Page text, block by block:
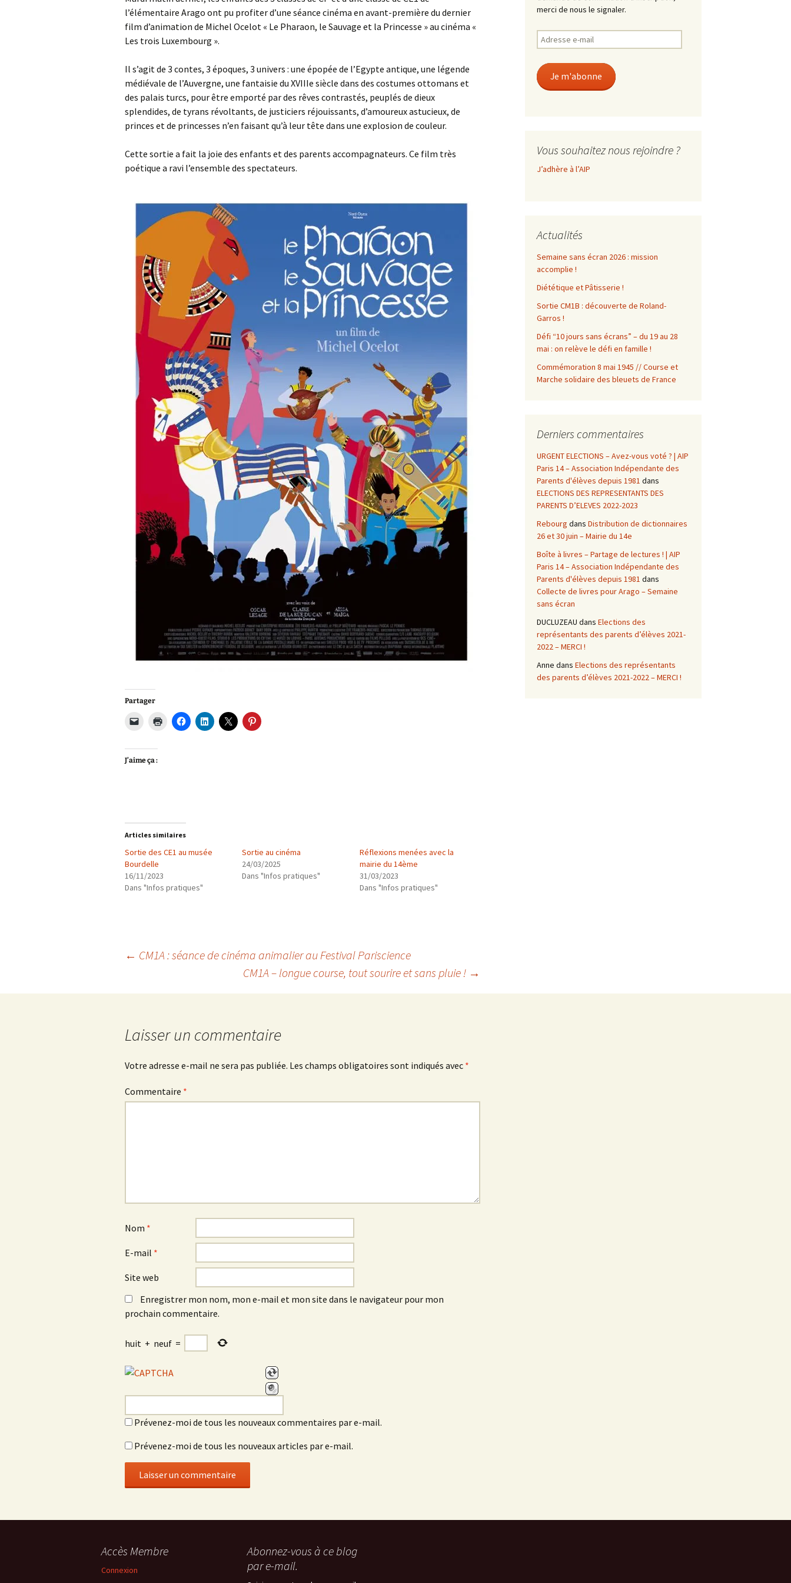
L’équipe AIP Maternelle
Jean Dolent
L’équipe AIP Collège
Saint Exupéry
Les projets La philo à l’école, un
projet culturel et citoyen
Classe bi-langues au
Collège
Ouverture du Jardin de
l’Observatoire
Compost de quartier de
Débats et réflexions
Nous rejoindre
Contact
Ligne éditoriale
Mentions légales
l’élémentaire Arago ont pu profiter d’une séance cinéma en avant-première du dernier
film d’animation de Michel Ocelot « Le Pharaon, le Sauvage et la Princesse » au cinéma «
Les trois Luxembourg ».
Il s’agit de 3 contes, 3 époques, 3 univers : une épopée de l’Egypte antique, une légende
médiévale de l’Auvergne, une fantaisie du XVIIIe siècle dans des costumes ottomans et
des palais turcs, pour être emporté par des rêves contrastés, peuplés de dieux
splendides, de tyrans révoltants, de justiciers réjouissants, d’amoureux astucieux, de
princes et de princesses n’en faisant qu’à leur tête dans une explosion de couleur.
Cette sortie a fait la joie des enfants et des parents accompagnateurs. Ce film très
poétique a ravi l’ensemble des spectateurs.
Partager
J’aime ça :
Articles similaires
Sortie des CE1 au musée
Bourdelle
16/11/2023
Dans "Infos pratiques"
Sortie au cinéma
24/03/2025
Dans "Infos pratiques"
Réflexions menées avec la
mairie du 14ème
31/03/2023
Dans "Infos pratiques"
Navigation
des
← CM1A : séance de cinéma animalier au Festival Pariscience
CM1A – longue course, tout sourire et sans pluie ! →
Laisser un commentaire
Votre adresse e-mail ne sera pas publiée. Les champs obligatoires sont indiqués avec *
Commentaire *
Nom *
E-mail *
Site web
Enregistrer mon nom, mon e-mail et mon site dans le navigateur pour mon
prochain commentaire.
huit + neuf =
Prévenez-moi de tous les nouveaux commentaires par e-mail.
Prévenez-moi de tous les nouveaux articles par e-mail.
merci de nous le signaler.
Adresse
e-
Je m'abonne
Vous souhaitez nous rejoindre ?
J’adhère à l’AIP
Actualités
Semaine sans écran 2026 : mission
accomplie !
Diététique et Pâtisserie !
Sortie CM1B : découverte de Roland-
Garros !
Défi “10 jours sans écrans” – du 19 au 28
mai : on relève le défi en famille !
Commémoration 8 mai 1945 // Course et
Marche solidaire des bleuets de France
Derniers commentaires
URGENT ELECTIONS – Avez-vous voté ? | AIP
Paris 14 – Association Indépendante des
Parents d'élèves depuis 1981 dans
ELECTIONS DES REPRESENTANTS DES
PARENTS D’ELEVES 2022-2023
Rebourg dans Distribution de dictionnaires
26 et 30 juin – Mairie du 14e
Boîte à livres – Partage de lectures ! | AIP
Paris 14 – Association Indépendante des
Parents d'élèves depuis 1981 dans
Collecte de livres pour Arago – Semaine
sans écran
DUCLUZEAU dans Elections des
représentants des parents d’élèves 2021-
2022 – MERCI !
Anne dans Elections des représentants
des parents d’élèves 2021-2022 – MERCI !
Accès Membre
Connexion
Abonnez-vous à ce blog
par e-mail.